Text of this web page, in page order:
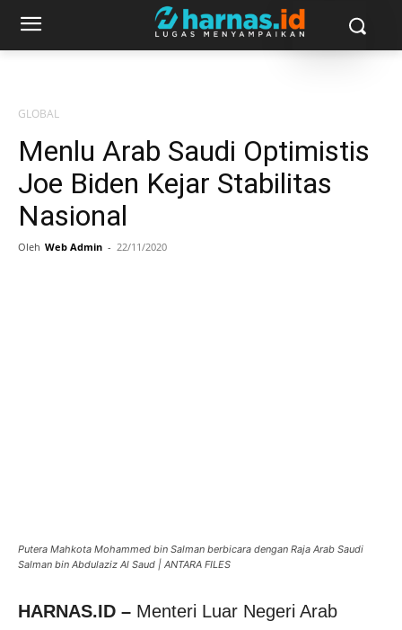
GLOBAL
Menlu Arab Saudi Optimistis
Joe Biden Kejar Stabilitas
Nasional
Oleh Web Admin - 22/11/2020
Putera Mahkota Mohammed bin Salman berbicara dengan Raja Arab Saudi
Salman bin Abdulaziz Al Saud | ANTARA FILES
HARNAS.ID – Menteri Luar Negeri Arab